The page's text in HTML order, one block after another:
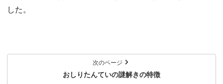
した。
次のページ
おしりたんていの謎解きの特徴